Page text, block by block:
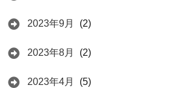
2023年9月 (2)
2023年8月 (2)
2023年4月 (5)